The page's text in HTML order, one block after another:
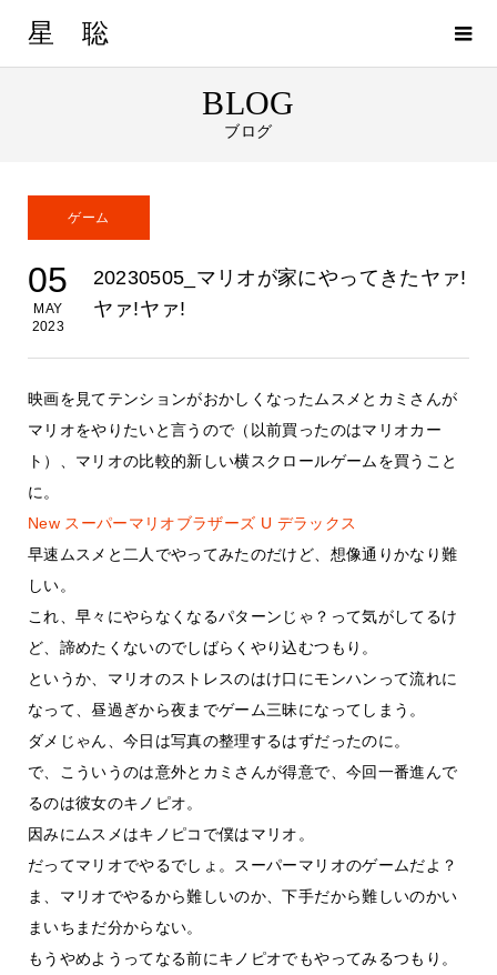
星 聡
BLOG
ブログ
ゲーム
05
MAY
2023
20230505_マリオが家にやってきたヤァ!
ヤァ!ヤァ!
映画を見てテンションがおかしくなったムスメとカミさんが
マリオをやりたいと言うので（以前買ったのはマリオカー
ト）、マリオの比較的新しい横スクロールゲームを買うこと
に。
New スーパーマリオブラザーズ U デラックス
早速ムスメと二人でやってみたのだけど、想像通りかなり難
しい。
これ、早々にやらなくなるパターンじゃ？って気がしてるけ
ど、諦めたくないのでしばらくやり込むつもり。
というか、マリオのストレスのはけ口にモンハンって流れに
なって、昼過ぎから夜までゲーム三昧になってしまう。
ダメじゃん、今日は写真の整理するはずだったのに。
で、こういうのは意外とカミさんが得意で、今回一番進んで
るのは彼女のキノピオ。
因みにムスメはキノピコで僕はマリオ。
だってマリオでやるでしょ。スーパーマリオのゲームだよ？
ま、マリオでやるから難しいのか、下手だから難しいのかい
まいちまだ分からない。
もうやめようってなる前にキノピオでもやってみるつもり。